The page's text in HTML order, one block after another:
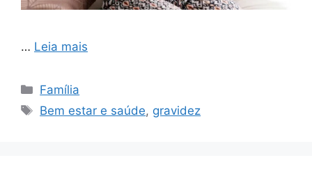
… Leia mais
Categorias
Família
Tags
Bem estar e saúde, gravidez